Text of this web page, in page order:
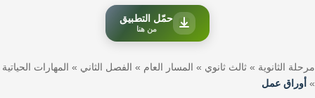
حمّل التطبيق
من هنا
مرحلة الثانوية » ثالث ثانوي » المسار العام » الفصل الثاني » المهارات الحياتية
» أوراق عمل